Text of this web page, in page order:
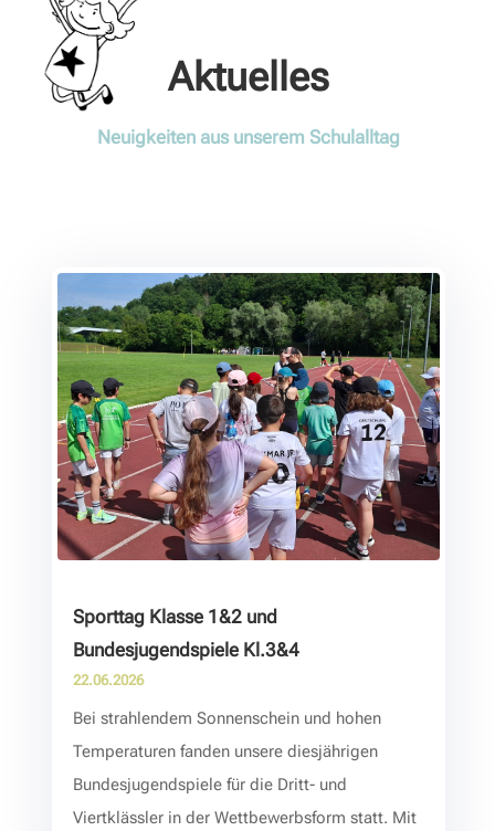
Aktuelles
Neuigkeiten aus unserem Schulalltag
Sporttag Klasse 1&2 und
Bundesjugendspiele Kl.3&4
22.06.2026
Bei strahlendem Sonnenschein und hohen
Temperaturen fanden unsere diesjährigen
Bundesjugendspiele für die Dritt- und
Viertklässler in der Wettbewerbsform statt. Mit